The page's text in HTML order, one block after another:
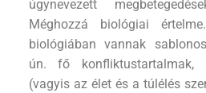
úgynevezett
Méghozzá biológiai
biológiában vannak
ún. fő konfliktustartalmak,
(vagyis az élet és a túlélés